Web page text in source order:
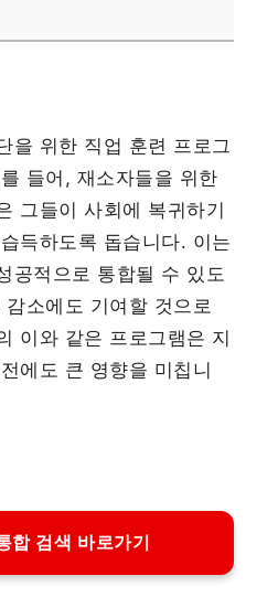
을 위한 직업 훈련 프로그
들어, 재소자들을 위한
그들이 사회에 복귀하기
득하도록 돕습니다. 이는
공적으로 통합될 수 있도
소에도 기여할 것으로
이와 같은 프로그램은 지
에도 큰 영향을 미칩니
합 검색 바로가기